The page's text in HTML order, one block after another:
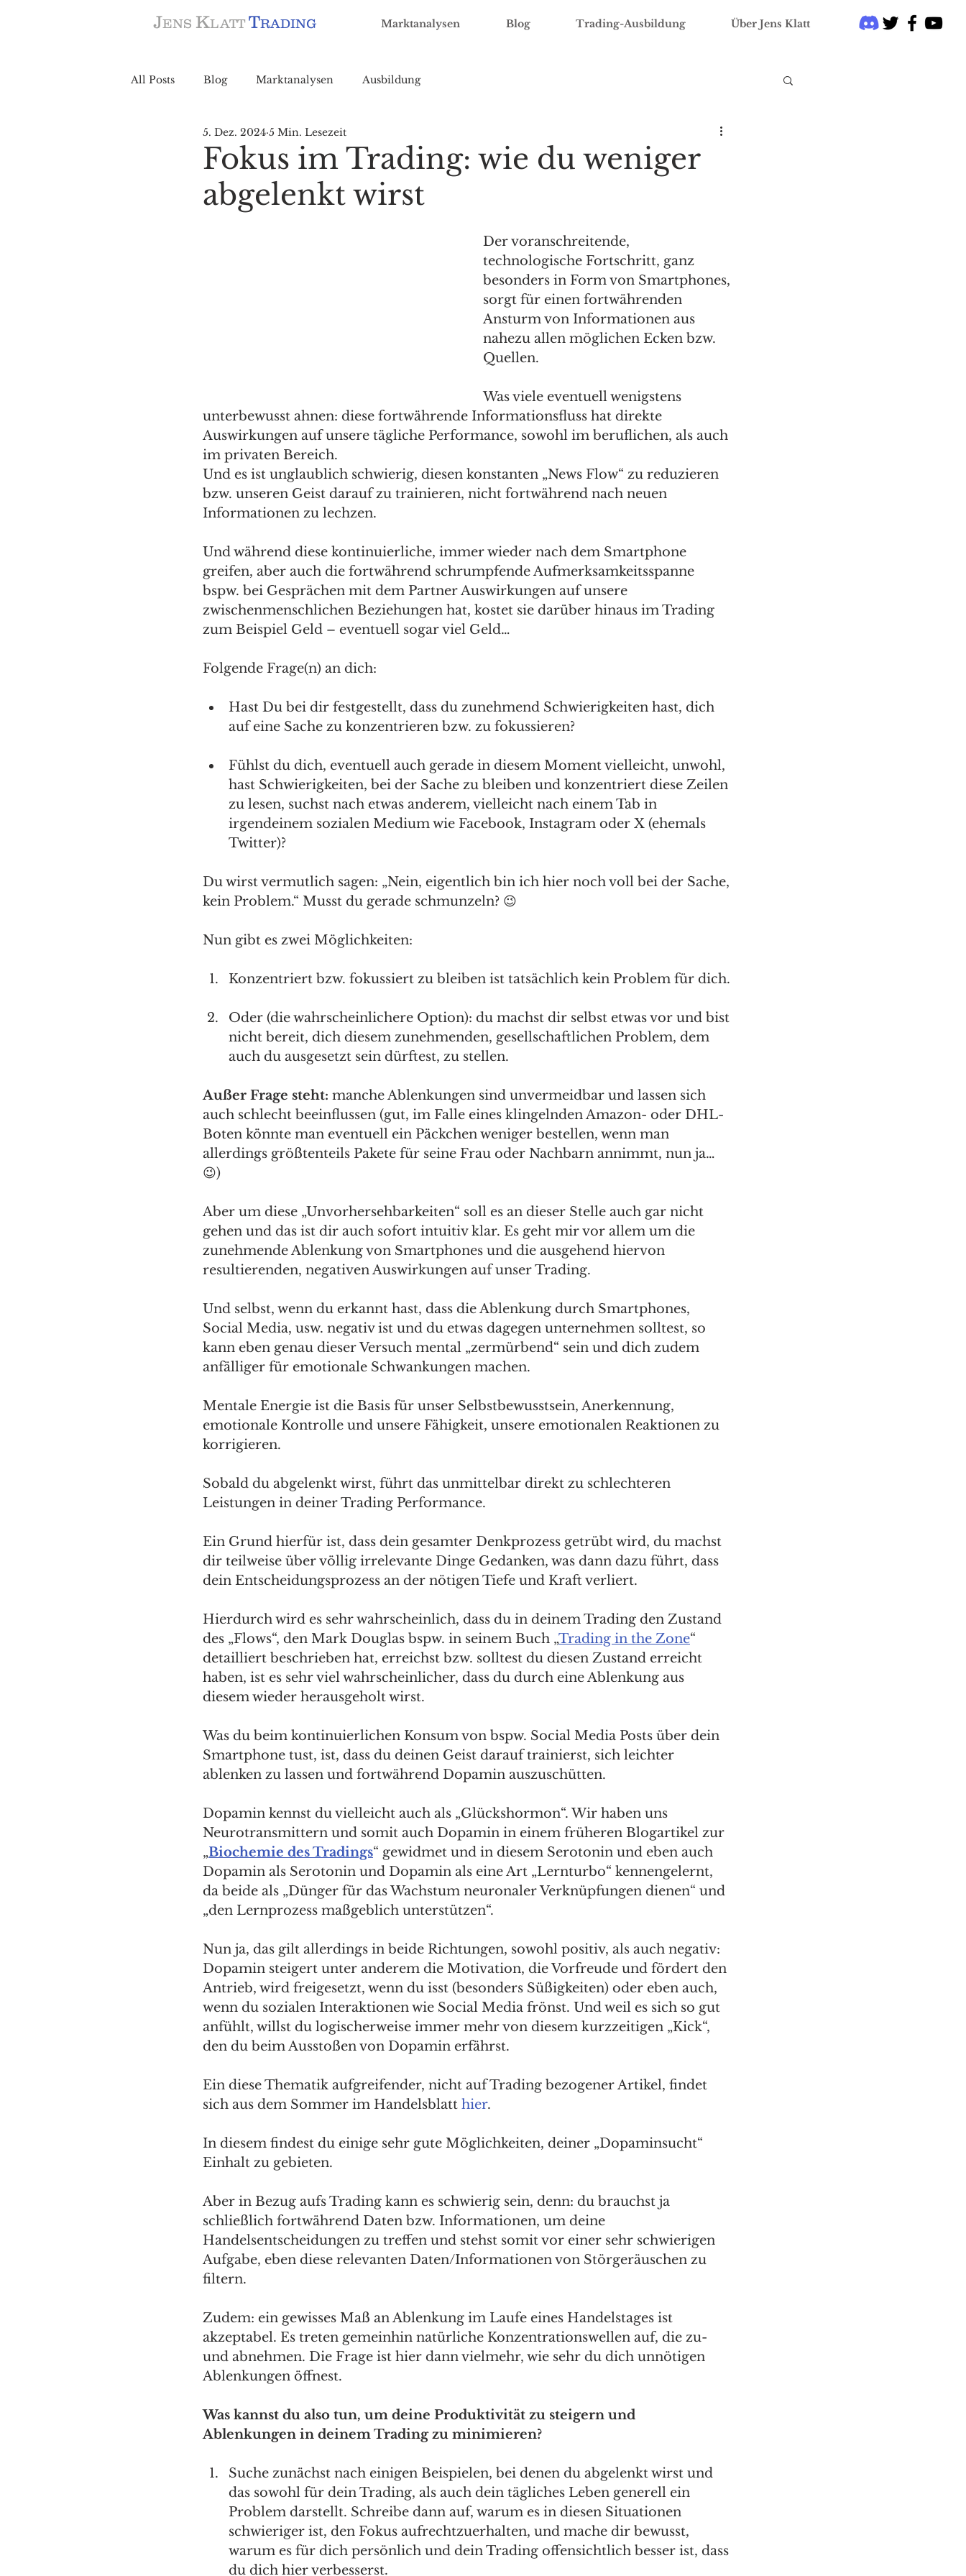
JENS KLATT TRADING Marktanalysen Blog Trading-Ausbildung Über Jens Klatt
All Posts Blog Marktanalysen Ausbildung
Fokus im Trading: wie du weniger
abgelenkt wirst
5. Dez. 2024 5 Min. Lesezeit
Der voranschreitende,
technologische Fortschritt, ganz
besonders in Form von Smartphones,
sorgt für einen fortwährenden
Ansturm von Informationen aus
nahezu allen möglichen Ecken bzw.
Quellen.
Was viele eventuell wenigstens
unterbewusst ahnen: diese fortwährende Informationsfluss hat direkte
Auswirkungen auf unsere tägliche Performance, sowohl im beruflichen, als auch
im privaten Bereich.
Und es ist unglaublich schwierig, diesen konstanten „News Flow“ zu reduzieren
bzw. unseren Geist darauf zu trainieren, nicht fortwährend nach neuen
Informationen zu lechzen.
Und während diese kontinuierliche, immer wieder nach dem Smartphone
greifen, aber auch die fortwährend schrumpfende Aufmerksamkeitsspanne
bspw. bei Gesprächen mit dem Partner Auswirkungen auf unsere
zwischenmenschlichen Beziehungen hat, kostet sie darüber hinaus im Trading
zum Beispiel Geld – eventuell sogar viel Geld…
Folgende Frage(n) an dich:
Hast Du bei dir festgestellt, dass du zunehmend Schwierigkeiten hast, dich
auf eine Sache zu konzentrieren bzw. zu fokussieren?
Fühlst du dich, eventuell auch gerade in diesem Moment vielleicht, unwohl,
hast Schwierigkeiten, bei der Sache zu bleiben und konzentriert diese Zeilen
zu lesen, suchst nach etwas anderem, vielleicht nach einem Tab in
irgendeinem sozialen Medium wie Facebook, Instagram oder X (ehemals
Twitter)?
Du wirst vermutlich sagen: „Nein, eigentlich bin ich hier noch voll bei der Sache,
kein Problem.“ Musst du gerade schmunzeln? 😉
Nun gibt es zwei Möglichkeiten:
Konzentriert bzw. fokussiert zu bleiben ist tatsächlich kein Problem für dich.
Oder (die wahrscheinlichere Option): du machst dir selbst etwas vor und bist
nicht bereit, dich diesem zunehmenden, gesellschaftlichen Problem, dem
auch du ausgesetzt sein dürftest, zu stellen.
Außer Frage steht: manche Ablenkungen sind unvermeidbar und lassen sich
auch schlecht beeinflussen (gut, im Falle eines klingelnden Amazon- oder DHL-
Boten könnte man eventuell ein Päckchen weniger bestellen, wenn man
allerdings größtenteils Pakete für seine Frau oder Nachbarn annimmt, nun ja…
😉)
Aber um diese „Unvorhersehbarkeiten“ soll es an dieser Stelle auch gar nicht
gehen und das ist dir auch sofort intuitiv klar. Es geht mir vor allem um die
zunehmende Ablenkung von Smartphones und die ausgehend hiervon
resultierenden, negativen Auswirkungen auf unser Trading.
Und selbst, wenn du erkannt hast, dass die Ablenkung durch Smartphones,
Social Media, usw. negativ ist und du etwas dagegen unternehmen solltest, so
kann eben genau dieser Versuch mental „zermürbend“ sein und dich zudem
anfälliger für emotionale Schwankungen machen.
Mentale Energie ist die Basis für unser Selbstbewusstsein, Anerkennung,
emotionale Kontrolle und unsere Fähigkeit, unsere emotionalen Reaktionen zu
korrigieren.
Sobald du abgelenkt wirst, führt das unmittelbar direkt zu schlechteren
Leistungen in deiner Trading Performance.
Ein Grund hierfür ist, dass dein gesamter Denkprozess getrübt wird, du machst
dir teilweise über völlig irrelevante Dinge Gedanken, was dann dazu führt, dass
dein Entscheidungsprozess an der nötigen Tiefe und Kraft verliert.
Hierdurch wird es sehr wahrscheinlich, dass du in deinem Trading den Zustand
des „Flows“, den Mark Douglas bspw. in seinem Buch „Trading in the Zone“
detailliert beschrieben hat, erreichst bzw. solltest du diesen Zustand erreicht
haben, ist es sehr viel wahrscheinlicher, dass du durch eine Ablenkung aus
diesem wieder herausgeholt wirst.
Was du beim kontinuierlichen Konsum von bspw. Social Media Posts über dein
Smartphone tust, ist, dass du deinen Geist darauf trainierst, sich leichter
ablenken zu lassen und fortwährend Dopamin auszuschütten.
Dopamin kennst du vielleicht auch als „Glückshormon“. Wir haben uns
Neurotransmittern und somit auch Dopamin in einem früheren Blogartikel zur
„Biochemie des Tradings“ gewidmet und in diesem Serotonin und eben auch
Dopamin als Serotonin und Dopamin als eine Art „Lernturbo“ kennengelernt,
da beide als „Dünger für das Wachstum neuronaler Verknüpfungen dienen“ und
„den Lernprozess maßgeblich unterstützen“.
Nun ja, das gilt allerdings in beide Richtungen, sowohl positiv, als auch negativ:
Dopamin steigert unter anderem die Motivation, die Vorfreude und fördert den
Antrieb, wird freigesetzt, wenn du isst (besonders Süßigkeiten) oder eben auch,
wenn du sozialen Interaktionen wie Social Media frönst. Und weil es sich so gut
anfühlt, willst du logischerweise immer mehr von diesem kurzzeitigen „Kick“,
den du beim Ausstoßen von Dopamin erfährst.
Ein diese Thematik aufgreifender, nicht auf Trading bezogener Artikel, findet
sich aus dem Sommer im Handelsblatt hier.
In diesem findest du einige sehr gute Möglichkeiten, deiner „Dopaminsucht“
Einhalt zu gebieten.
Aber in Bezug aufs Trading kann es schwierig sein, denn: du brauchst ja
schließlich fortwährend Daten bzw. Informationen, um deine
Handelsentscheidungen zu treffen und stehst somit vor einer sehr schwierigen
Aufgabe, eben diese relevanten Daten/Informationen von Störgeräuschen zu
filtern.
Zudem: ein gewisses Maß an Ablenkung im Laufe eines Handelstages ist
akzeptabel. Es treten gemeinhin natürliche Konzentrationswellen auf, die zu-
und abnehmen. Die Frage ist hier dann vielmehr, wie sehr du dich unnötigen
Ablenkungen öffnest.
Was kannst du also tun, um deine Produktivität zu steigern und
Ablenkungen in deinem Trading zu minimieren?
Suche zunächst nach einigen Beispielen, bei denen du abgelenkt wirst und
das sowohl für dein Trading, als auch dein tägliches Leben generell ein
Problem darstellt. Schreibe dann auf, warum es in diesen Situationen
schwieriger ist, den Fokus aufrechtzuerhalten, und mache dir bewusst,
warum es für dich persönlich und dein Trading offensichtlich besser ist, dass
du dich hier verbesserst.